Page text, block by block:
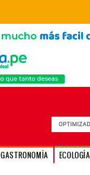
GASTRONOMÍA ECOLOGÍA